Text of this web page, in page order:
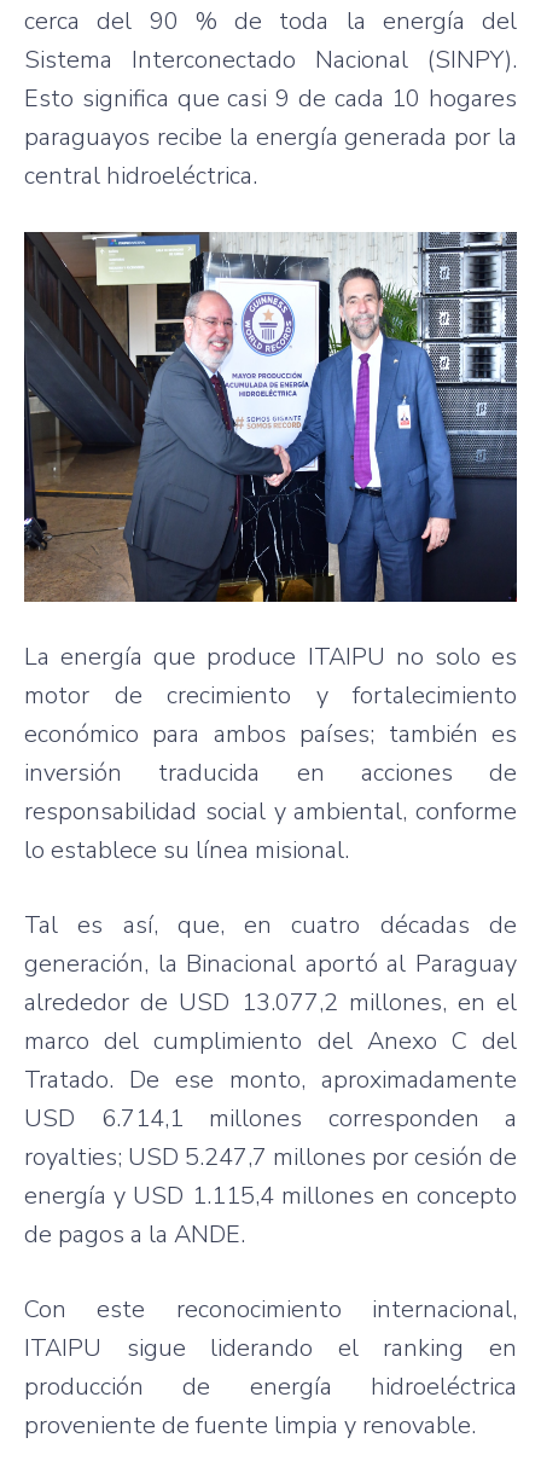
cerca del 90 % de toda la energía del
Sistema Interconectado Nacional (SINPY).
Esto significa que casi 9 de cada 10 hogares
paraguayos recibe la energía generada por la
central hidroeléctrica.
La energía que produce ITAIPU no solo es
motor de crecimiento y fortalecimiento
económico para ambos países; también es
inversión traducida en acciones de
responsabilidad social y ambiental, conforme
lo establece su línea misional.
Tal es así, que, en cuatro décadas de
generación, la Binacional aportó al Paraguay
alrededor de USD 13.077,2 millones, en el
marco del cumplimiento del Anexo C del
Tratado. De ese monto, aproximadamente
USD 6.714,1 millones corresponden a
royalties; USD 5.247,7 millones por cesión de
energía y USD 1.115,4 millones en concepto
de pagos a la ANDE.
Con este reconocimiento internacional,
ITAIPU sigue liderando el ranking en
producción de energía hidroeléctrica
proveniente de fuente limpia y renovable.